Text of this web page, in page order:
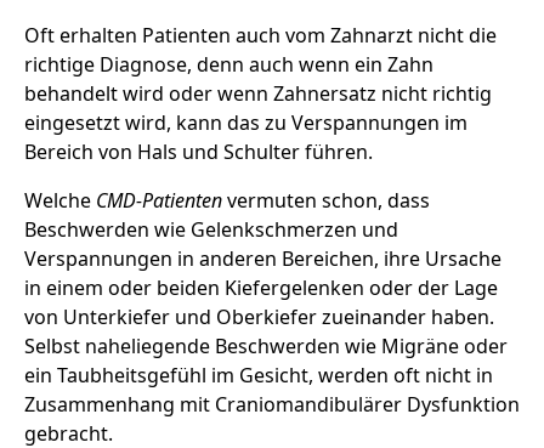
Oft erhalten Patienten auch vom Zahnarzt nicht die
richtige Diagnose, denn auch wenn ein Zahn
behandelt wird oder wenn Zahnersatz nicht richtig
eingesetzt wird, kann das zu Verspannungen im
Bereich von Hals und Schulter führen.
Welche CMD-Patientenvermuten schon, dass
Beschwerden wie Gelenkschmerzen und
Verspannungen in anderen Bereichen, ihre Ursache
in einem oder beiden Kiefergelenken oder der Lage
von Unterkiefer und Oberkiefer zueinander haben.
Selbst naheliegende Beschwerden wie Migräne oder
ein Taubheitsgefühl im Gesicht, werden oft nicht in
Zusammenhang mit Craniomandibulärer Dysfunktion
gebracht.